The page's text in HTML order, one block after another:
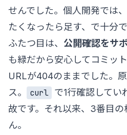
せんでした。個人開発では
たくなったら足す、で十分で
ふたつ目は、 公開確認をサ
も緑だから安心してコミッ
URLが404のままでした。
ス。
curl
で1行確認して
故です。それ以来、3番目
ん。